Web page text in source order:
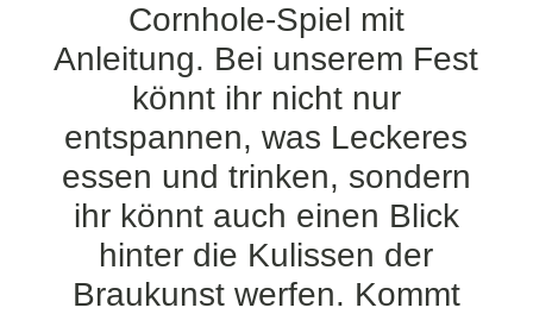
Cornhole-Spiel mit
Anleitung. Bei unserem Fest
könnt ihr nicht nur
entspannen, was Leckeres
essen und trinken, sondern
ihr könnt auch einen Blick
hinter die Kulissen der
Braukunst werfen. Kommt